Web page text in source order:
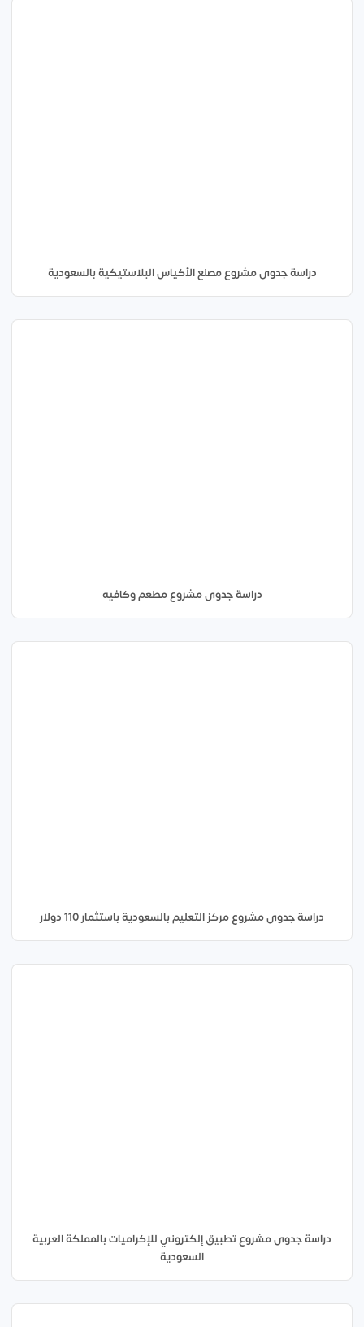
دراسة جدوى مشروع مصنع الأكياس البلاستيكية بالسعودية
دراسة جدوى مشروع مطعم وكافيه
دراسة جدوى مشروع مركز التعليم بالسعودية باستثمار 110 دولار
دراسة جدوى مشروع تطبيق إلكتروني للإكراميات بالمملكة العربية
السعودية